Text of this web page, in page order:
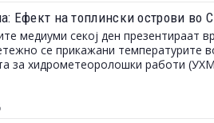
Ефект на топлински острови во
медиуми секој ден презентираат
се прикажани температурите
за хидрометеоролошки работи